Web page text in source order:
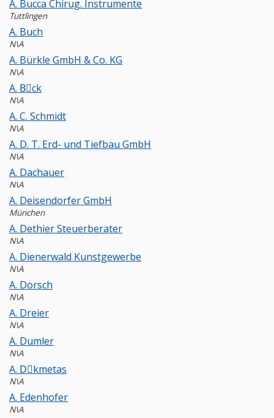
A. Bucca Chirug. Instrumente
Tuttlingen
A. Buch
N\A
A. Bürkle GmbH & Co. KG
N\A
A. Bِck
N\A
A. C. Schmidt
N\A
A. D. T. Erd- und Tiefbau GmbH
N\A
A. Dachauer
N\A
A. Deisendorfer GmbH
München
A. Dethier Steuerberater
N\A
A. Dienerwald Kunstgewerbe
N\A
A. Dorsch
N\A
A. Dreier
N\A
A. Dumler
N\A
A. Dِkmetas
N\A
A. Edenhofer
N\A